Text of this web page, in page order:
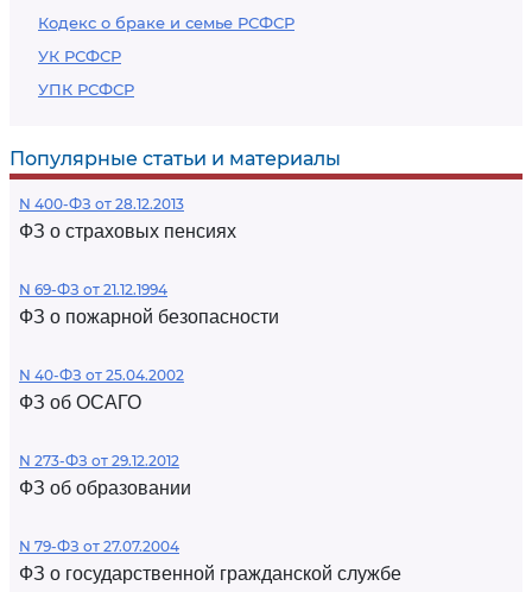
Кодекс о браке и семье РСФСР
УК РСФСР
УПК РСФСР
Популярные статьи и материалы
N 400-ФЗ от 28.12.2013
ФЗ о страховых пенсиях
N 69-ФЗ от 21.12.1994
ФЗ о пожарной безопасности
N 40-ФЗ от 25.04.2002
ФЗ об ОСАГО
N 273-ФЗ от 29.12.2012
ФЗ об образовании
N 79-ФЗ от 27.07.2004
ФЗ о государственной гражданской службе